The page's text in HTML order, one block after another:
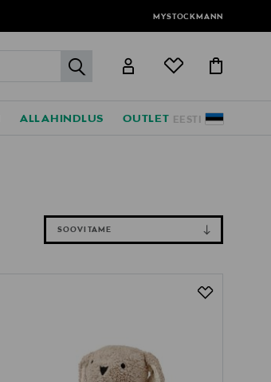
MYSTOCKMANN
label.header.go
EESTI
ALLAHINDLUS OUTLET
SOOVITAME